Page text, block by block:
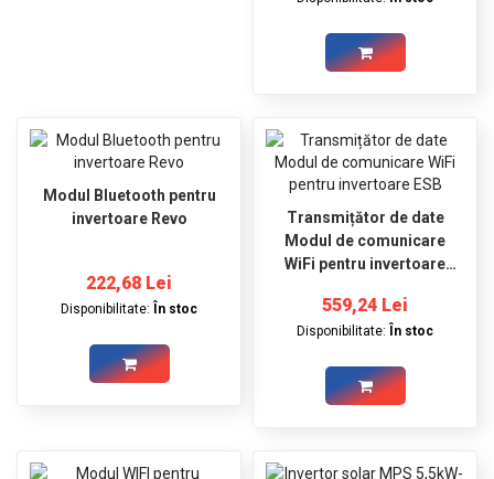
Modul Bluetooth pentru
invertoare Revo
222,68 Lei
Disponibilitate: În stoc
Transmițător de date
Modul de comunicare
WiFi pentru invertoare
559,24 Lei
Disponibilitate: În stoc